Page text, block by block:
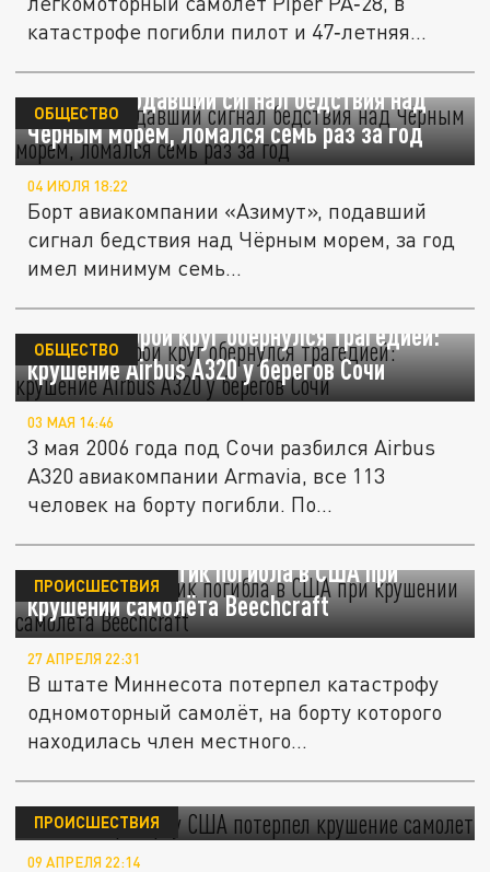
катастрофе погибли пилот и 47‑летняя...
Самолет, подавший сигнал бедствия над
Чёрным морем, ломался семь раз за год
ОБЩЕСТВО
04 ИЮЛЯ 18:22
Борт авиакомпании «Азимут», подавший
сигнал бедствия над Чёрным морем, за год
имел минимум семь...
Уход на второй круг обернулся трагедией:
крушение Airbus A320 у берегов Сочи
ОБЩЕСТВО
03 МАЯ 14:46
3 мая 2006 года под Сочи разбился Airbus
A320 авиакомпании Armavia, все 113
человек на борту погибли. По...
Daily Star: политик погибла в США при
крушении самолёта Beechcraft
ПРОИСШЕСТВИЯ
27 АПРЕЛЯ 22:31
В штате Миннесота потерпел катастрофу
одномоторный самолёт, на борту которого
находилась член местного...
NBC: В аэропорту США потерпел крушение
самолет
ПРОИСШЕСТВИЯ
09 АПРЕЛЯ 22:14